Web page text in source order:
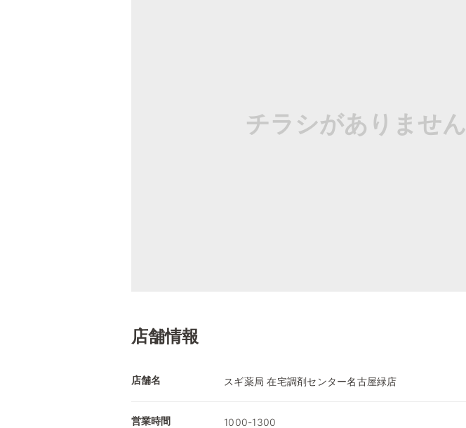
チラシがありません
店舗情報
店舗名 スギ薬局 在宅調剤センター名古屋緑店
営業時間 1000-1300